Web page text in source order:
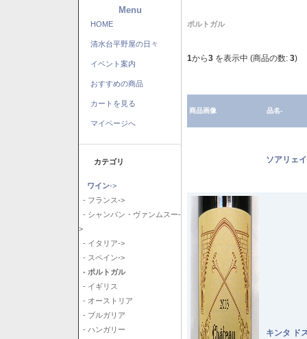
Menu
HOME
清水台平野屋の日々
イベント案内
おすすめの商品
カートを見る
マイページへ
カテゴリ
ワイン->
- フランス->
- シャンパン・ヴァンムスー-
>
- イタリア->
- スペイン->
- ポルトガル
- イギリス
- オーストリア
- ブルガリア
- ハンガリー
ポルトガル
1から3 を表示中 (商品の数: 3)
商品画像 品名-
ソアリェ
キンタ ド